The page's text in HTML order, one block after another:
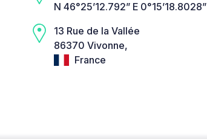
N 46°25’12.792” E 0°15’18.8028”
13 Rue de la Vallée
86370 Vivonne,
France